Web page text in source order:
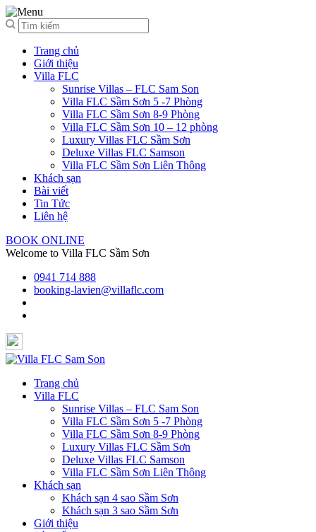
Trang chủ
Giới thiệu
Villa FLC
Sunrise Villas – FLC Sam Son
Villa FLC Sầm Sơn 5 -7 Phòng
Villa FLC Sầm Sơn 8-9 Phòng
Villa FLC Sầm Sơn 10 – 12 phòng
Luxury Villas FLC Sầm Sơn
Deluxe Villas FLC Samson
Villa FLC Sầm Sơn Liên Thông
Khách sạn
Bài viết
Tin Tức
Liên hệ
BOOK ONLINE
Welcome to Villa FLC Sầm Sơn
0941 714 888
booking-lavien@villaflc.com
Trang chủ
Villa FLC
Sunrise Villas – FLC Sam Son
Villa FLC Sầm Sơn 5 -7 Phòng
Villa FLC Sầm Sơn 8-9 Phòng
Luxury Villas FLC Sầm Sơn
Deluxe Villas FLC Samson
Villa FLC Sầm Sơn Liên Thông
Khách sạn
Khách sạn 4 sao Sầm Sơn
Khách sạn 3 sao Sầm Sơn
Giới thiệu